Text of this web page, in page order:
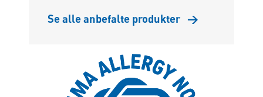
Se alle anbefalte produkter →